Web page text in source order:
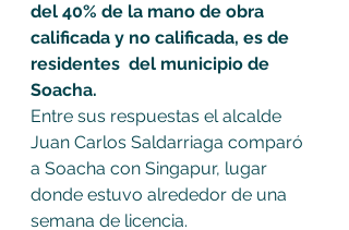
del 40% de la mano de obra
calificada y no calificada, es de
residentes  del municipio de
Soacha.
Entre sus respuestas el alcalde
Juan Carlos Saldarriaga comparó
a Soacha con Singapur, lugar
donde estuvo alrededor de una
semana de licencia.